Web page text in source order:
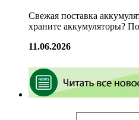
Свежая поставка
храните аккумуляторы?
11.06.2026